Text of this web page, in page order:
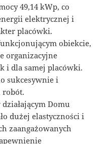
49,14 kWp, co
elektrycznej i
placówki.
obiekcie,
organizacyjne
i dla samej placówki.
sukcesywnie i
robót.
Domu
dużej elastyczności i
zaangażowanych